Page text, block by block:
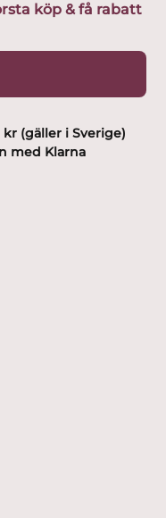
köp & få rabatt
(gäller i Sverige)
med Klarna